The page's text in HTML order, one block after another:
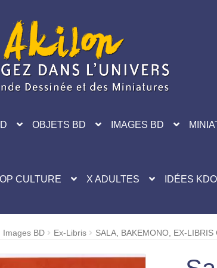
OBJETS BD IMAGES BD
CULTURE X ADULTES IDÉES KDO
Images BD Ex-Libris SALA, BAKEMONO, EX-